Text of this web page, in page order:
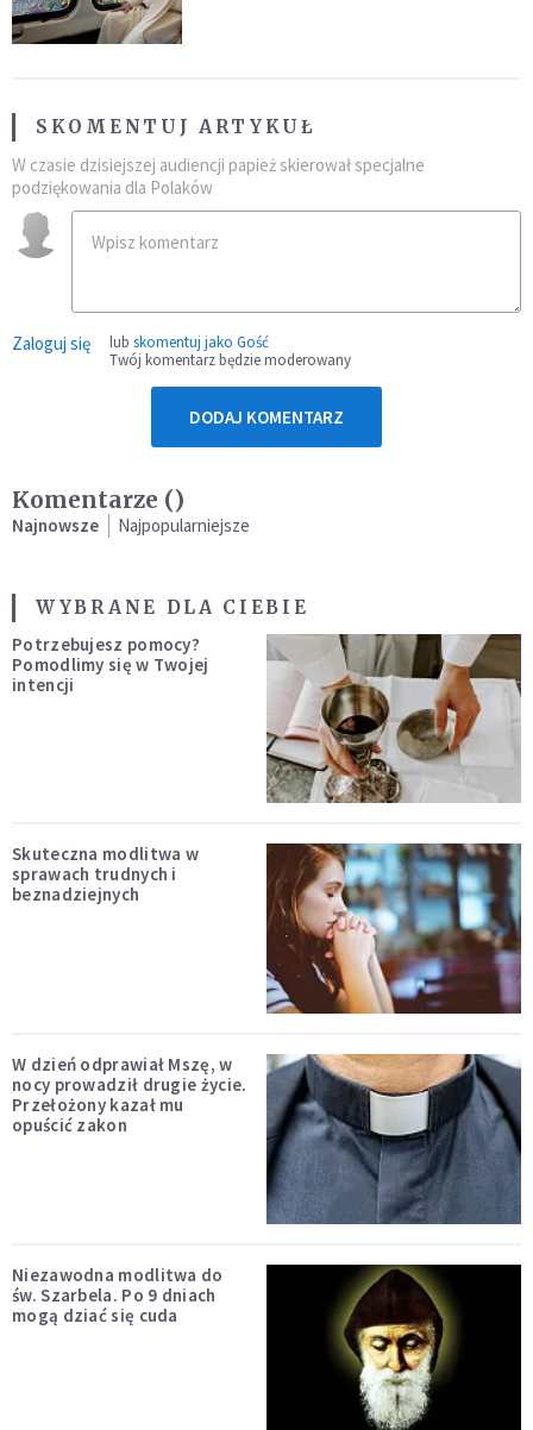
SKOMENTUJ ARTYKUŁ
W czasie dzisiejszej audiencji papież skierował specjalne
podziękowania dla Polaków
Zaloguj się lub skomentuj jako Gość
Twój komentarz będzie moderowany
DODAJ KOMENTARZ
Komentarze ()
Najnowsze Najpopularniejsze
WYBRANE DLA CIEBIE
Potrzebujesz pomocy?
Pomodlimy się w Twojej
intencji
Skuteczna modlitwa w
sprawach trudnych i
beznadziejnych
W dzień odprawiał Mszę, w
nocy prowadził drugie życie.
Przełożony kazał mu
opuścić zakon
Niezawodna modlitwa do
św. Szarbela. Po 9 dniach
mogą dziać się cuda